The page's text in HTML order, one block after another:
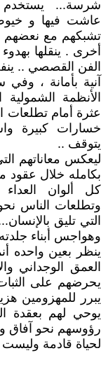
شرسة... يستخدم
عاشت فيها و خيوط
تشبكهم مع نعضهم
أخرى . ينقلها
الفن القصصي ..
آنية بأمانة ،
الأنظمة
عثرة أمام تطلعات
خسارات كبيرة
يتوقف ..
ليعكس معاناتهم
بكامله خلال عقود
كل ألوان
وتطلعات الناس
التي تليق
وهواجس أبناء
ينظر بعين واحده
العمق الوجداني
يحرضهم على
يبرر للمهزومين
يوحي لهم بعقدة
رؤوسهم نحو آفاق
لحياة قادمة وليست